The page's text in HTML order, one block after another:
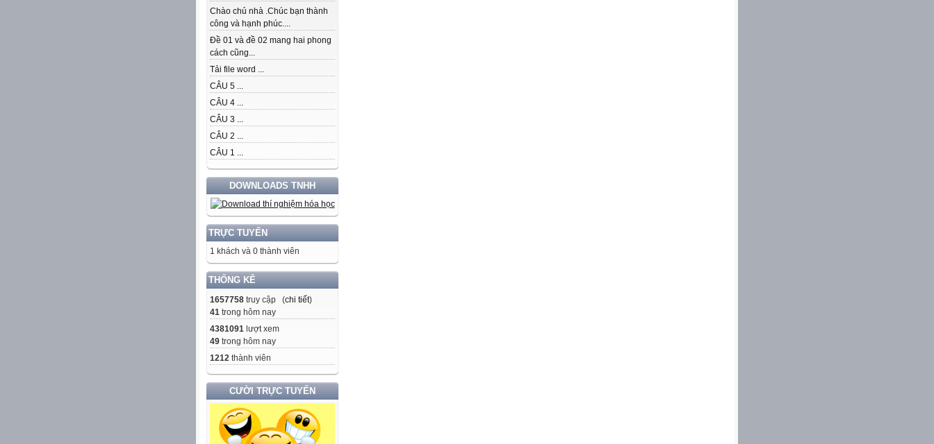
Chào chủ nhà .Chúc bạn thành
công và hạnh phúc....
Đề 01 và đề 02 mang hai phong
cách cũng...
Tải file word ...
CÂU 5 ...
CÂU 4 ...
CÂU 3 ...
CÂU 2 ...
CÂU 1 ...
DOWNLOADS TNHH
TRỰC TUYẾN
1 khách và 0 thành viên
THỐNG KÊ
1657758 truy cập (chi tiết)
41 trong hôm nay
4381091 lượt xem
49 trong hôm nay
1212 thành viên
CƯỜI TRỰC TUYẾN